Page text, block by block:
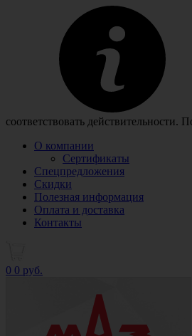
соответствовать действительности.
О компании
Сертификаты
Спецпредложения
Скидки
Полезная информация
Оплата и доставка
Контакты
0 0 руб.